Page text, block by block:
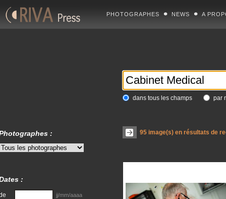
PHOTOGRAPHES NEWS A
dans tous les champs par
95image(s) en résultats de
:
:
jj/mm/aaaa